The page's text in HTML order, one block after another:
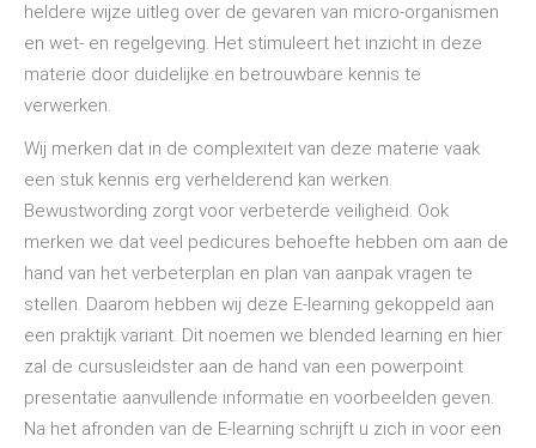
heldere wijze uitleg over de gevaren van micro-organismen
en wet- en regelgeving. Het stimuleert het inzicht in deze
materie door duidelijke en betrouwbare kennis te
verwerken.
Wij merken dat in de complexiteit van deze materie vaak
een stuk kennis erg verhelderend kan werken.
Bewustwording zorgt voor verbeterde veiligheid. Ook
merken we dat veel pedicures behoefte hebben om aan de
hand van het verbeterplan en plan van aanpak vragen te
stellen. Daarom hebben wij deze E-learning gekoppeld aan
een praktijk variant. Dit noemen we blended learning en hier
zal de cursusleidster aan de hand van een powerpoint
presentatie aanvullende informatie en voorbeelden geven.
Na het afronden van de E-learning schrijft u zich in voor een